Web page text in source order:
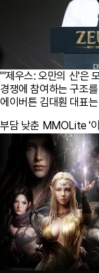
"'제우스: 오만의 신'은
경쟁에 참여하는 구조
에이버튼 김대훤 대표
부담 낮춘 MMOLite '